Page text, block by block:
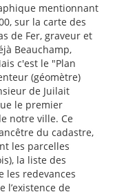
mentionnant
sur la carte des
de Fer, graveur et
Beauchamp,
c'est le "Plan
(géomètre)
de Juilait
le premier
notre ville. Ce
du cadastre,
les parcelles
la liste des
les redevances
l’existence de